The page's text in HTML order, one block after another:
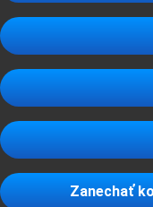
Zanechať